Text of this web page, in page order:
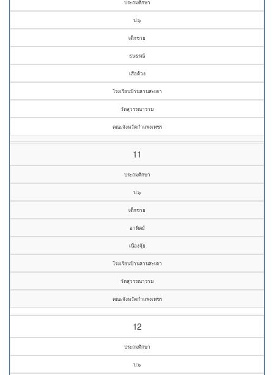
ประถมศึกษา
ป.๖
เด็กชาย
ธนธรณ์
เสือด้วง
โรงเรียนบ้านลานสะเดา
วัดสุวรรณาราม
คณะจังหวัดกำแพงเพชร
11
ประถมศึกษา
ป.๖
เด็กชาย
อาทิตย์
เนื่องจุ้ย
โรงเรียนบ้านลานสะเดา
วัดสุวรรณาราม
คณะจังหวัดกำแพงเพชร
12
ประถมศึกษา
ป.๖